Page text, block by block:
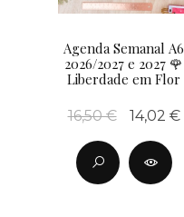
Agenda Semanal A6
2026/2027 e 2027 🌹
Liberdade em Flor
16,50 € 14,02 €